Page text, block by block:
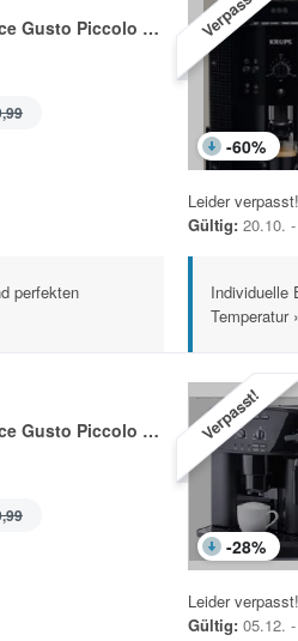
Kapselmaschine Dolce Gusto Piccolo KP100B
perfekten
-60%
Leider verpasst!
Gültig: 20.10.
Individuelle
Temperatur
Kapselmaschine Dolce Gusto Piccolo KP100B Verpasst!
-28%
Leider verpasst!
Gültig: 05.12.